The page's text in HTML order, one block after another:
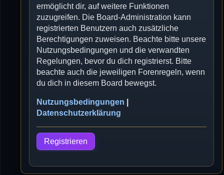
ermöglicht dir, auf weitere Funktionen
zuzugreifen. Die Board-Administration kann
registrierten Benutzern auch zusätzliche
Berechtigungen zuweisen. Beachte bitte unsere
Nutzungsbedingungen und die verwandten
Regelungen, bevor du dich registrierst. Bitte
beachte auch die jeweiligen Forenregeln, wenn
du dich in diesem Board bewegst.
Nutzungsbedingungen
Datenschutzerklärung
Registrieren